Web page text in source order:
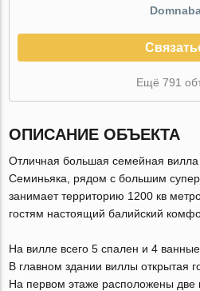
Ещё 791
ОПИСАНИЕ ОБЪЕКТА
Отличная большая семейная
Семиньяка, рядом с большим
занимает территорию 1200 кв
гостям настоящий балийский
На вилле всего 5 спален и 4
В главном здании виллы открытая
На первом этаже расположены две